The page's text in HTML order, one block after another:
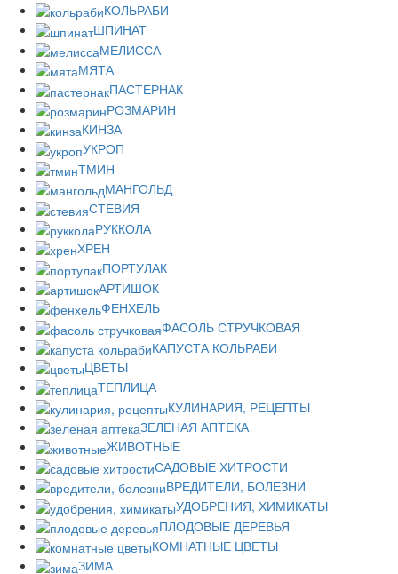
КОЛЬРАБИ
ШПИНАТ
МЕЛИССА
МЯТА
ПАСТЕРНАК
РОЗМАРИН
КИНЗА
УКРОП
ТМИН
МАНГОЛЬД
СТЕВИЯ
РУККОЛА
ХРЕН
ПОРТУЛАК
АРТИШОК
ФЕНХЕЛЬ
ФАСОЛЬ СТРУЧКОВАЯ
КАПУСТА КОЛЬРАБИ
ЦВЕТЫ
ТЕПЛИЦА
КУЛИНАРИЯ, РЕЦЕПТЫ
ЗЕЛЕНАЯ АПТЕКА
ЖИВОТНЫЕ
САДОВЫЕ ХИТРОСТИ
ВРЕДИТЕЛИ, БОЛЕЗНИ
УДОБРЕНИЯ, ХИМИКАТЫ
ПЛОДОВЫЕ ДЕРЕВЬЯ
КОМНАТНЫЕ ЦВЕТЫ
ЗИМА